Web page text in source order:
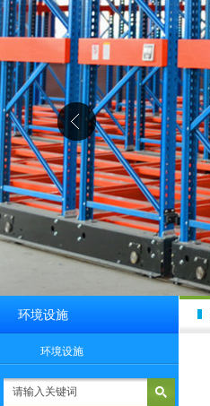
环境设施
环境设施